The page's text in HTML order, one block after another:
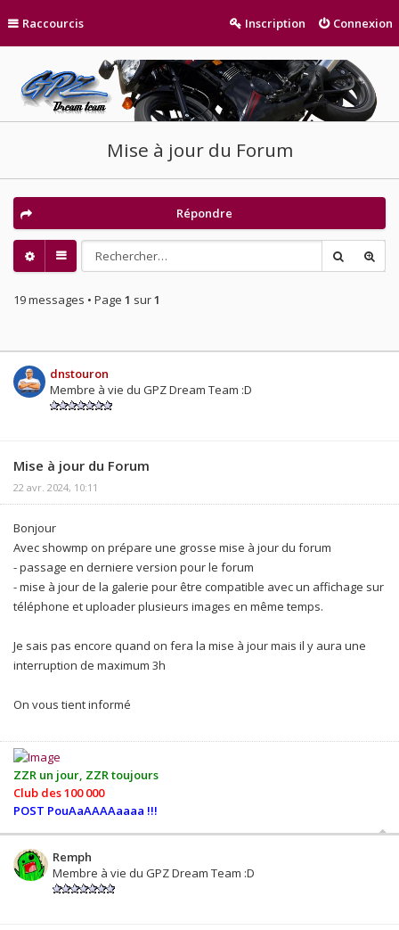
Raccourcis Connexion
Inscription
Mise à jour du Forum
Répondre
19 messages • Page 1 sur1
dnstouron
Membre à vie du GPZ Dream Team :D
Mise à jour du Forum
22 avr. 2024, 10:11
Bonjour
Avec showmp on prépare une grosse mise à jour du forum
- passage en derniere version pour le forum
- mise à jour de la galerie pour être compatible avec un affichage sur
téléphone et uploader plusieurs images en même temps.
Je sais pas encore quand on fera la mise à jour mais il y aura une
interruption de maximum 3h
On vous tient informé
ZZR un jour, ZZR toujours
Club des 100 000
POST PouAaAAAAaaaa !!!
Remph
Membre à vie du GPZ Dream Team :D